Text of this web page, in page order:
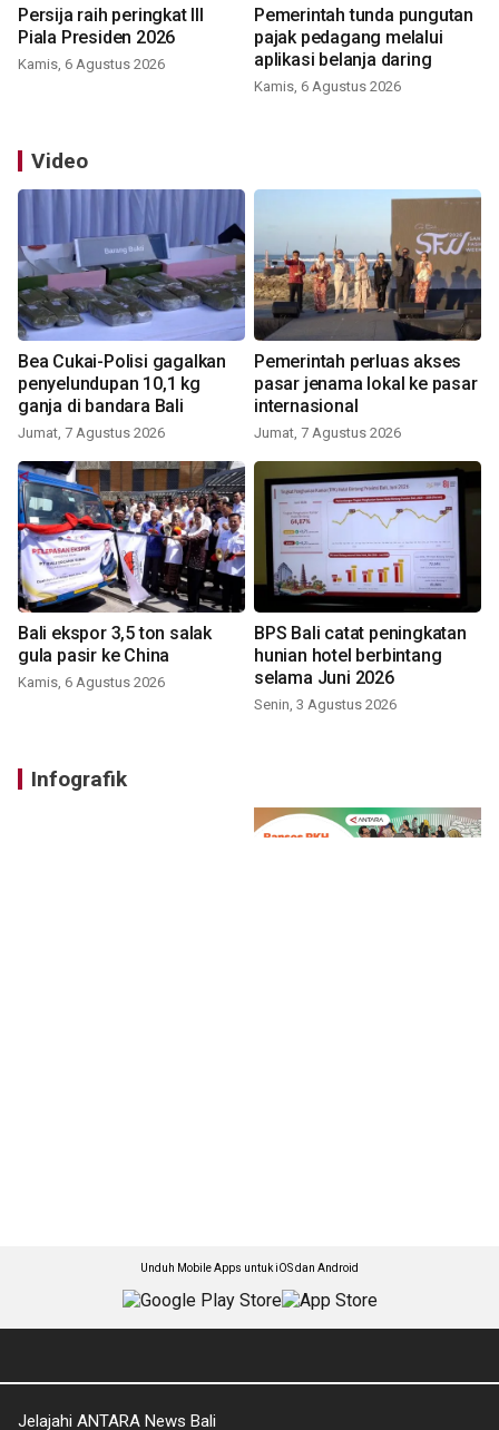
Persija raih peringkat III
Piala Presiden 2026
Kamis, 6 Agustus 2026
Pemerintah tunda pungutan
pajak pedagang melalui
aplikasi belanja daring
Kamis, 6 Agustus 2026
Video
Bea Cukai-Polisi gagalkan
penyelundupan 10,1 kg
ganja di bandara Bali
Jumat, 7 Agustus 2026
Pemerintah perluas akses
pasar jenama lokal ke pasar
internasional
Jumat, 7 Agustus 2026
Bali ekspor 3,5 ton salak
gula pasir ke China
Kamis, 6 Agustus 2026
BPS Bali catat peningkatan
hunian hotel berbintang
selama Juni 2026
Senin, 3 Agustus 2026
Infografik
Unduh Mobile Apps untuk iOS dan Android
Jelajahi ANTARA News Bali